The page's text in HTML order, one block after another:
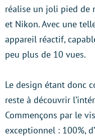
réalise un joli pied de
et Nikon. Avec une
appareil réactif,
peu plus de 10 vues.
Le design étant donc
reste à découvrir
Commençons par le
exceptionnel : 100%,